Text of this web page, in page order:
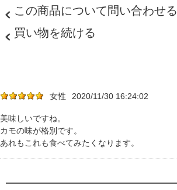
この商品について問い合わせる
買い物を続ける
女性 2020/11/30 16:24:02
美味しいですね。
カモの味が格別です。
あれもこれも食べてみたくなります。